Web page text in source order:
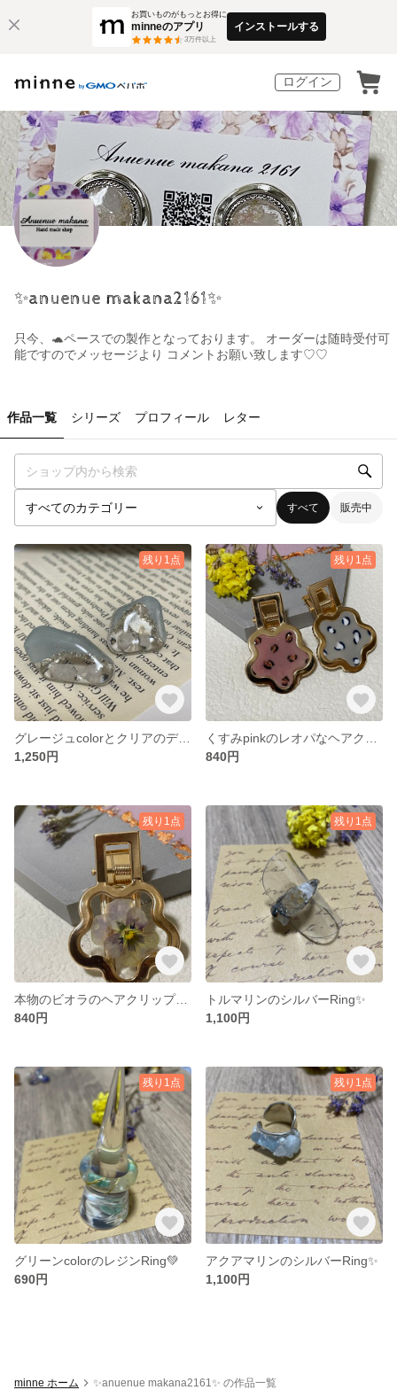
お買いものがもっとお得に
minneのアプリ
3万件以上
インストールする
ログイン
✨anuenue makana2161✨
只今、🐢ペースでの製作となっております。 オーダーは随時受付可
能ですのでメッセージより コメントお願い致します♡♡
作品一覧 シリーズ プロフィール レター
すべて 販売中
残り1点
グレージュcolorとクリアのデザインポストpierce✨
1,250円
残り1点
840円
残り1点
本物のビオラのヘアクリップ𓂃𖤥𖥧𖥣⋆*
840円
残り1点
トルマリンのシルバーRing✨
1,100円
残り1点
グリーンcolorのレジンRing💚
690円
残り1点
アクアマリンのシルバーRing✨
1,100円
minne ホーム ✨anuenue makana2161✨ の作品一覧